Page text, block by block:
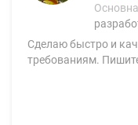
Сделаю быстро и
требованиям.